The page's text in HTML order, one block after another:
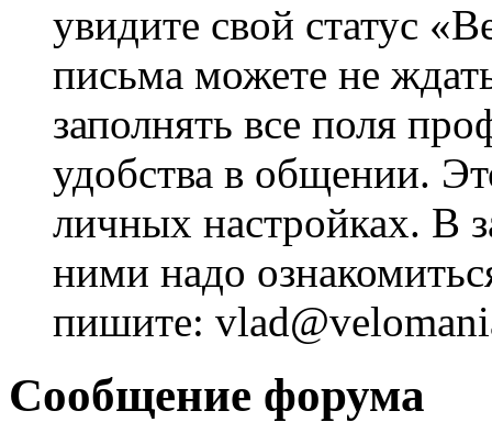
увидите свой статус
письма можете не
заполнять все поля
удобства в общении.
личных настройках. В
ними надо
пишите:
Сообщение форума